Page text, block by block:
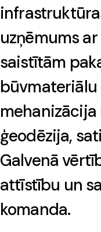
uzņēmums
saistītām
būvmateriālu
ģeodēzija,
Galvenā
attīstību un
komanda.